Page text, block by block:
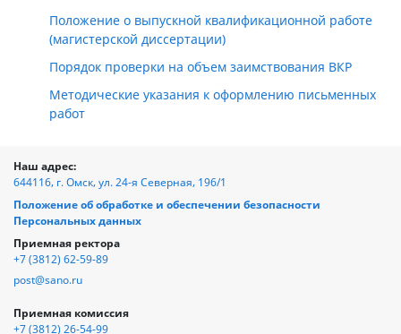
Положение о выпускной квалификационной работе
(магистерской диссертации)
Порядок проверки на объем заимствования ВКР
Методические указания к оформлению письменных
работ
Наш адрес:
644116, г. Омск, ул. 24-я Северная, 196/1
Положение об обработке и обеспечении безопасности
Персональных данных
Приемная ректора
+7 (3812) 62-59-89
post@sano.ru
Приемная комиссия
+7 (3812) 26-54-99